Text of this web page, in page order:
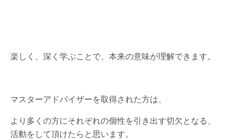
楽しく、深く学ぶことで、本来の意味が理解できます。
マスターアドバイザーを取得された方は、
より多くの方にそれぞれの個性を引き出す切欠となる、
活動をして頂けたらと思います。